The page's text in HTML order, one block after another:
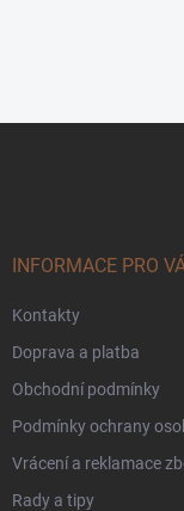
INFORMACE PRO
Kontakty
Doprava a platba
Obchodní podmínky
Podmínky ochrany
Vrácení a reklamace
Rady a tipy